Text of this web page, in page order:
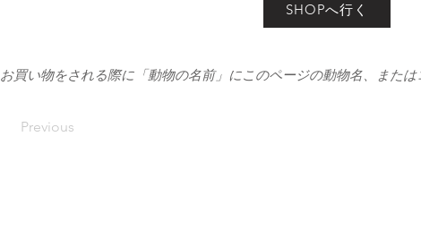
SHOPへ行く
お買い物をされる際に「動物の名前」にこのページの動物名、また
Previous